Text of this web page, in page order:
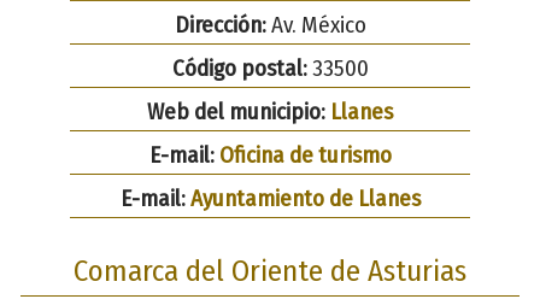
Dirección:Av. México
Código postal:33500
Web del municipio: Llanes
E-mail: Oficina de turismo
E-mail:Ayuntamiento de Llanes
Comarca del Oriente de Asturias